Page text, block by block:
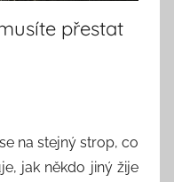
přestat
na stejný strop, co
jak někdo jiný žije